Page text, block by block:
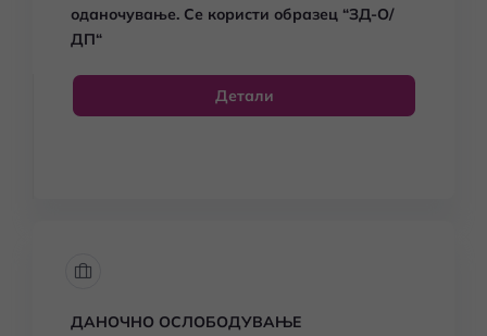
оданочување. Се користи образец “ЗД-О/
ДП“
Детали
ДАНОЧНО ОСЛОБОДУВАЊЕ